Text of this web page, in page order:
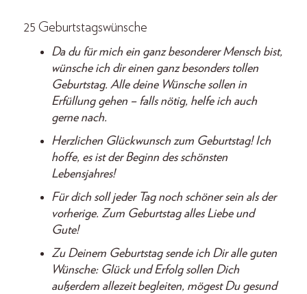
25 Geburtstagswünsche
Da du für mich ein ganz besonderer Mensch bist,
wünsche ich dir einen ganz besonders tollen
Geburtstag. Alle deine Wünsche sollen in
Erfüllung gehen – falls nötig, helfe ich auch
gerne nach.
Herzlichen Glückwunsch zum Geburtstag! Ich
hoffe, es ist der Beginn des schönsten
Lebensjahres!
Für dich soll jeder Tag noch schöner sein als der
vorherige. Zum Geburtstag alles Liebe und
Gute!
Zu Deinem Geburtstag sende ich Dir alle guten
Wünsche: Glück und Erfolg sollen Dich
außerdem allezeit begleiten, mögest Du gesund